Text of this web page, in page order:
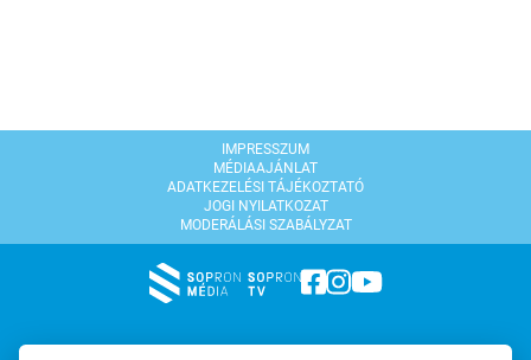
IMPRESSZUM
MÉDIAAJÁNLAT
ADATKEZELÉSI TÁJÉKOZTATÓ
JOGI NYILATKOZAT
MODERÁLÁSI SZABÁLYZAT